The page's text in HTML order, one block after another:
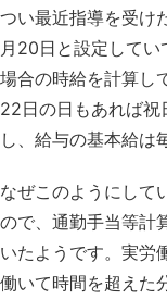
つい最近指導を受け
月20日と設定して
場合の時給を計算し
22日の日もあれば祝
し、給与の基本給は
なぜこのようにして
ので、通勤手当等計
いたようです。実労
働いて時間を超えた